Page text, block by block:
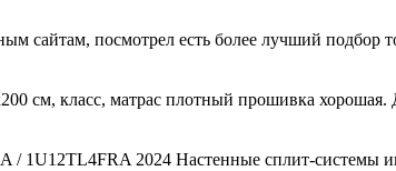
сайтам, посмотрел есть более лучший подбор
см, класс, матрас плотный прошивка хорошая.
/ 1U12TL4FRA 2024 Настенные сплит-системы